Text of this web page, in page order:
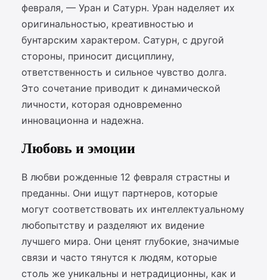
февраля, — Уран и Сатурн. Уран наделяет их
оригинальностью, креативностью и
бунтарским характером. Сатурн, с другой
стороны, приносит дисциплину,
ответственность и сильное чувство долга.
Это сочетание приводит к динамической
личности, которая одновременно
инновационна и надежна.
Любовь и эмоции
В любви рожденные 12 февраля страстны и
преданны. Они ищут партнеров, которые
могут соответствовать их интеллектуальному
любопытству и разделяют их видение
лучшего мира. Они ценят глубокие, значимые
связи и часто тянутся к людям, которые
столь же уникальны и нетрадиционны, как и